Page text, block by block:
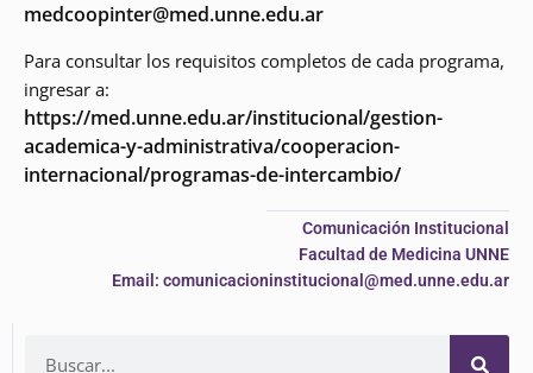
medcoopinter@med.unne.edu.ar
Para consultar los requisitos completos de cada programa,
ingresar a:
https://med.unne.edu.ar/institucional/gestion-
academica-y-administrativa/cooperacion-
internacional/programas-de-intercambio/
Comunicación Institucional
Facultad de Medicina UNNE
Email: comunicacioninstitucional@med.unne.edu.ar